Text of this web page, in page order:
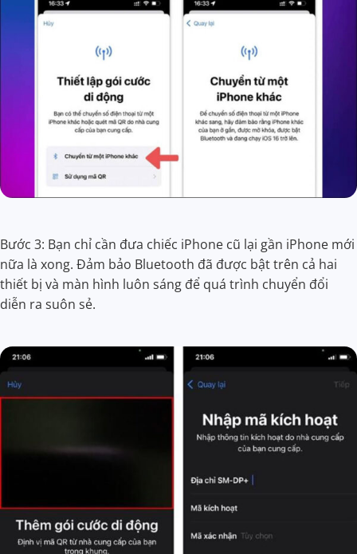
Bước 3: Bạn chỉ cần đưa chiếc iPhone cũ lại gần iPhone mới
nữa là xong. Đảm bảo Bluetooth đã được bật trên cả hai
thiết bị và màn hình luôn sáng để quá trình chuyển đổi
diễn ra suôn sẻ.